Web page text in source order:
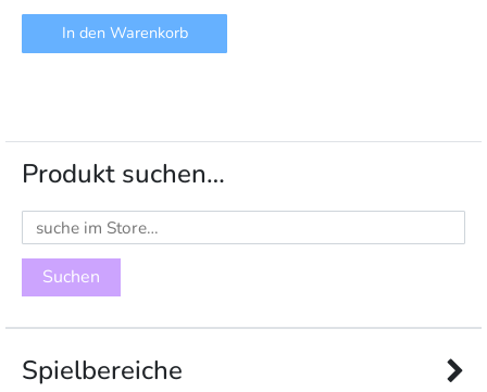
In den Warenkorb
Produkt suchen…
Suchen
nach:
Spielbereiche